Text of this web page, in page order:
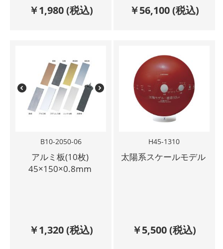
￥1,980(税込) ￥56,100(税込)
B10-2050-06
アルミ板(10枚)
45×150×0.8mm
￥1,320(税込)
H45-1310
太陽系スケールモデル
￥5,500(税込)